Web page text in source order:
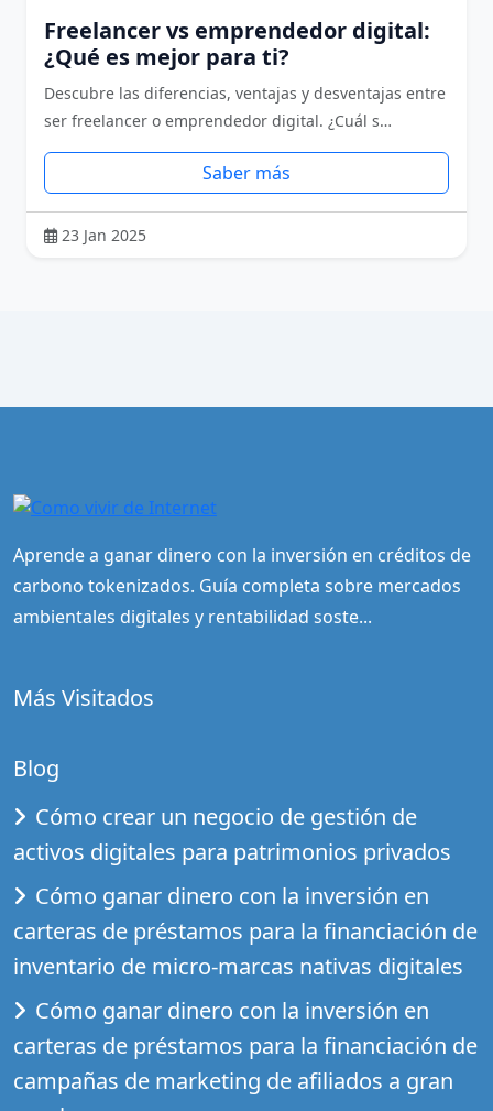
Freelancer vs emprendedor digital:
¿Qué es mejor para ti?
Descubre las diferencias, ventajas y desventajas entre
ser freelancer o emprendedor digital. ¿Cuál s…
Saber más
23 Jan 2025
Aprende a ganar dinero con la inversión en créditos de
carbono tokenizados. Guía completa sobre mercados
ambientales digitales y rentabilidad soste...
Más Visitados
Blog
Cómo crear un negocio de gestión de
activos digitales para patrimonios privados
Cómo ganar dinero con la inversión en
carteras de préstamos para la financiación de
inventario de micro-marcas nativas digitales
Cómo ganar dinero con la inversión en
carteras de préstamos para la financiación de
campañas de marketing de afiliados a gran